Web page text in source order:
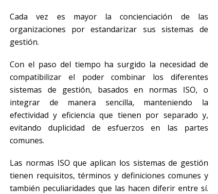
Cada vez es mayor la concienciación de las
organizaciones por estandarizar sus sistemas de
gestión.
Con el paso del tiempo ha surgido la necesidad de
compatibilizar el poder combinar los diferentes
sistemas de gestión, basados en normas ISO, o
integrar de manera sencilla, manteniendo la
efectividad y eficiencia que tienen por separado y,
evitando duplicidad de esfuerzos en las partes
comunes.
Las normas ISO que aplican los sistemas de gestión
tienen requisitos, términos y definiciones comunes y
también peculiaridades que las hacen diferir entre sí.